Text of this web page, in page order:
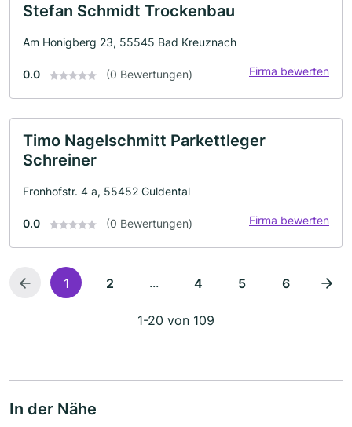
Stefan Schmidt Trockenbau
Am Honigberg 23, 55545 Bad Kreuznach
0.0 (0 Bewertungen) Firma bewerten
Timo Nagelschmitt Parkettleger
Schreiner
Fronhofstr. 4 a, 55452 Guldental
0.0 (0 Bewertungen) Firma bewerten
1 2 ... 4 5 6
1-20 von 109
In der Nähe